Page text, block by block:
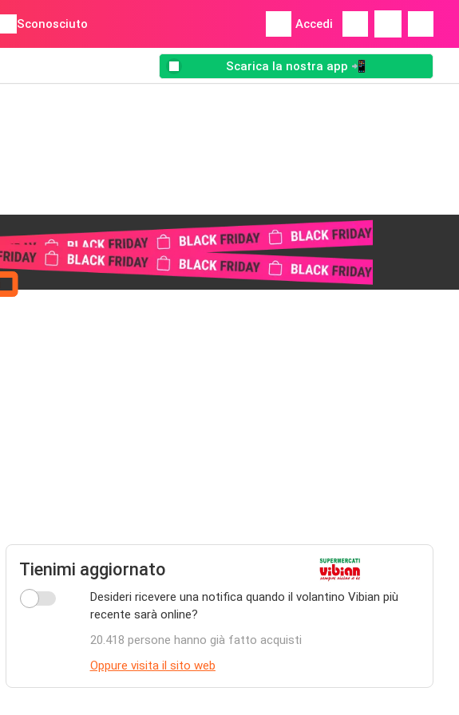
Sconosciuto Accedi
Scarica la nostra app 📲
Tienimi aggiornato
Desideri ricevere una notifica quando il volantino Vibian più
recente sarà online?
20.418 persone hanno già fatto acquisti
Oppure visita il sito web